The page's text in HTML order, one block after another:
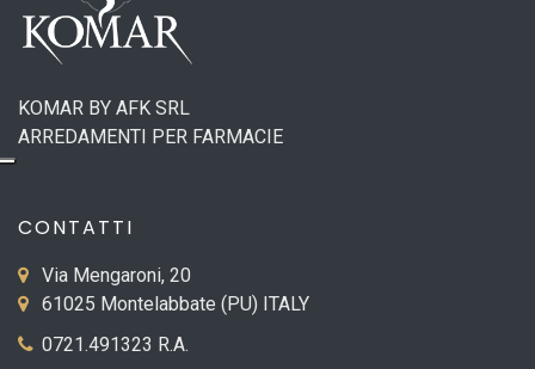
KOMAR BY AFK SRL
ARREDAMENTI PER FARMACIE
CONTATTI
Via Mengaroni, 20
61025 Montelabbate (PU) ITALY
0721.491323 R.A.